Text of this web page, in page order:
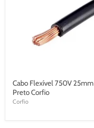
Cabo Flexível 750V 25mm
Preto Corfio
Corfio